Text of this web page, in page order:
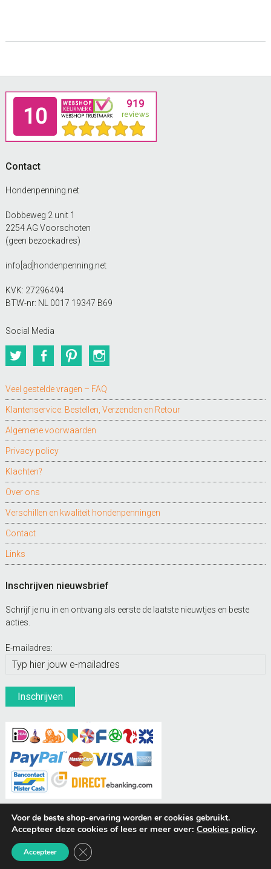
Footer
Contact
Hondenpenning.net
Dobbeweg 2 unit 1
2254 AG Voorschoten
(geen bezoekadres)
info[ad]hondenpenning.net
KVK: 27296494
BTW-nr: NL 0017 19347 B69
Social Media
TwitterFacebookPinterest
Veel gestelde vragen – FAQ
Klantenservice: Bestellen, Verzenden en Retour
Algemene voorwaarden
Privacy policy
Klachten?
Over ons
Verschillen en kwaliteit hondenpenningen
Contact
Links
Inschrijven nieuwsbrief
Schrijf je nu in en ontvang als eerste de laatste nieuwtjes en beste
acties.
E-mailadres:
© Hondenpenning.net
Voor de beste shop-ervaring worden er cookies gebruikt.
Accepteer deze cookies of lees er meer over: Cookies policy.
Accepteer Sluit AVG/GDPR cookie banner